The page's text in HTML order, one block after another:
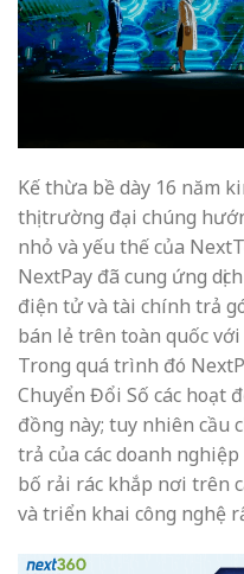
Kế thừa bề dày 16 năm
thị trường đại chúng
nhỏ và yếu thế của
NextPay đã cung ứng
điện tử và tài chính trả
bán lẻ trên toàn quốc
Trong quá trình đó
Chuyển Đổi Số các hoạt
đồng này; tuy nhiên cầu
trả của các doanh
bố rải rác khắp nơi trên
và triển khai công nghệ